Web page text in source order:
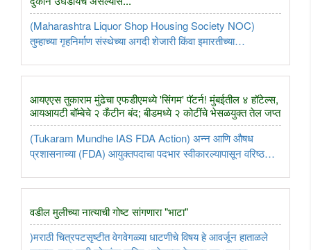
(Maharashtra Liquor Shop Housing Society NOC)
तुम्हाच्या गृहनिर्माण संस्थेच्या अगदी शेजारी किंवा इमारतीच्या
आयएएस तुकाराम मुंढेचा एफडीएमध्ये 'सिंगम' पॅटर्न! मुंबईतील ४ हॉटेल्स,
आयआयटी बॉम्बेचे २ कँटीन बंद; बीडमध्ये २ कोटींचे भेसळयुक्त तेल जप्त
(Tukaram Mundhe IAS FDA Action) अन्न आणि औषध
प्रशासनाच्या (FDA) आयुक्तपदाचा पदभार स्वीकारल्यापासून वरिष्ठ
वडील मुलीच्या नात्याची गोष्ट सांगणारा "भाटा"
)मराठी चित्रपटसृष्टीत वेगवेगळ्या धाटणीचे विषय हे आवर्जून हाताळले